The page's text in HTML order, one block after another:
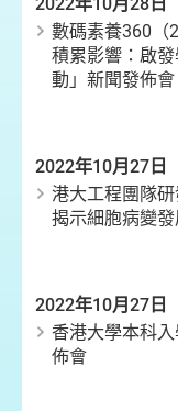
數碼素養360（
積累影響：啟
動」新聞發佈會
2022年10月27日
港大工程團隊
揭示細胞病變
2022年10月27日
香港大學本科
佈會